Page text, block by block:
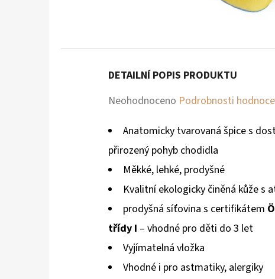
DETAILNÍ POPIS PRODUKTU
Průměrné
produktu
je
hvězdiček.
Neohodnoceno Podrobnosti
Anatomicky tvarovaná špice s
přirozený pohyb chodidla
Měkké, lehké, prodyšné
Kvalitní ekologicky činěná kůže s
prodyšná síťovina s certifikátem
třídy I – vhodné pro děti do 3 let
Vyjímatelná vložka
Vhodné i pro astmatiky, alergiky